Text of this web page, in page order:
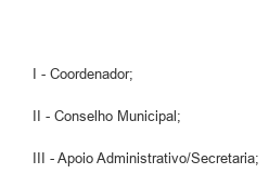
I - Coordenador;
II - Conselho Municipal;
III - Apoio Administrativo/Secretaria;